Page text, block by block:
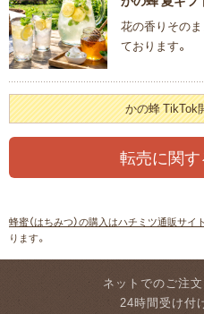
花の香りその
ております。
かの蜂 TikTok
転売に関
蜂蜜（はちみつ）の購入はハチミツ通販サイト
ります。
ネットでのご注
24時間受け付